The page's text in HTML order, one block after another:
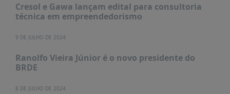
Cresol e Gawa lançam edital para consultoria
técnica em empreendedorismo
9 DE JULHO DE 2024
Ranolfo Vieira Júnior é o novo presidente do
BRDE
8 DE JULHO DE 2024